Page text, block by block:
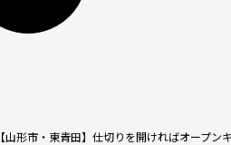
【山形市・東青田】仕切りを開ければオープ